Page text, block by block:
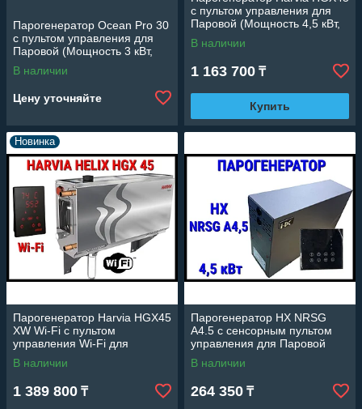
его как надежного партнера,
качественного поставщика,
высококвалифицированного
подрядчика!
Парогенератор Ocean Pro 30
c пультом управления для
Паровой (Мощность 3 кВт,
объем 2-4 м3)
В наличии
Цену уточняйте
c пультом управления для
Паровой (Мощность 4,5 кВт,
объем 2-5 м3)
В наличии
1 163 700 ₸
Купить
Новинка
Парогенератор Harvia HGX45
XW Wi-Fi c пультом
управления Wi-Fi для
Паровой (Мощность 4,5 кВт,
объем 2-5 м3)
В наличии
1 389 800 ₸
Парогенератор HX NRSG
A4.5 c сенсорным пультом
управления для Паровой
комнаты (Мощность 4,5 кВт,
объем 2-5 м3)
В наличии
264 350 ₸